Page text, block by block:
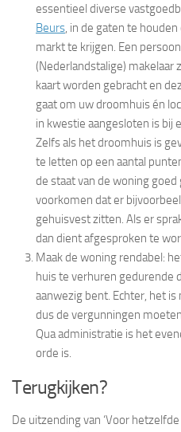
essentieel diverse
Beurs , in de gaten te
markt te krijgen. Een
(Nederlandstalige) makelaar
kaart worden gebracht en
gaat om uw droomhuis én
in kwestie aangesloten is bij
Zelfs als het droomhuis is
te letten op een aantal
de staat van de woning
voorkomen dat er
gehuisvest zitten. Als er
dan dient afgesproken te
Maak de woning rendabel:
huis te verhuren gedurende
aanwezig bent. Echter, het
dus de vergunningen
Qua administratie is het
orde is.
Terugkijken?
De uitzending van ‘Voor